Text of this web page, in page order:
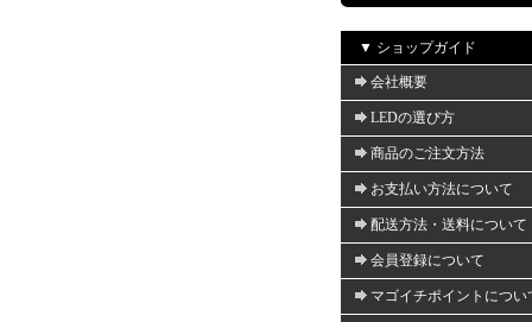
▼ ショップガイド
会社概要
LEDの選び方
商品のご注文方法
お支払い方法について
配送方法・送料について
会員登録について
マゴイチポイントについ